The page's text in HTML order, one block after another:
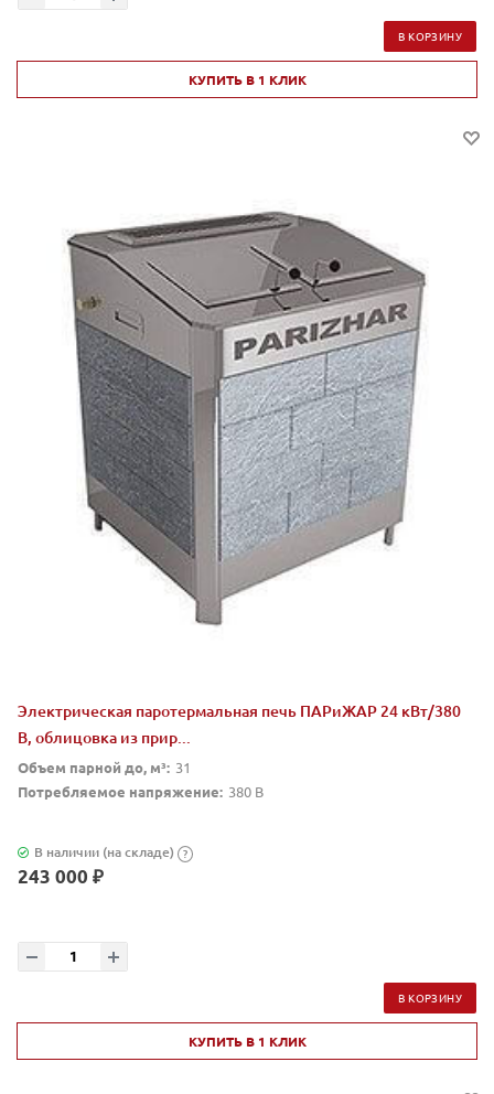
В КОРЗИНУ
КУПИТЬ В 1 КЛИК
Электрическая паротермальная печь ПАРиЖАР 24 кВт/380
В, облицовка из прир...
Объем парной до, м³: 31
Потребляемое напряжение: 380 В
В наличии (на складе) ?
243 000 ₽
В КОРЗИНУ
КУПИТЬ В 1 КЛИК